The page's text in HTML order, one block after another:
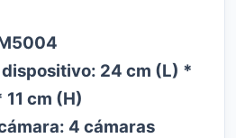
24 cm (L) *
cm (H)
4 cámaras